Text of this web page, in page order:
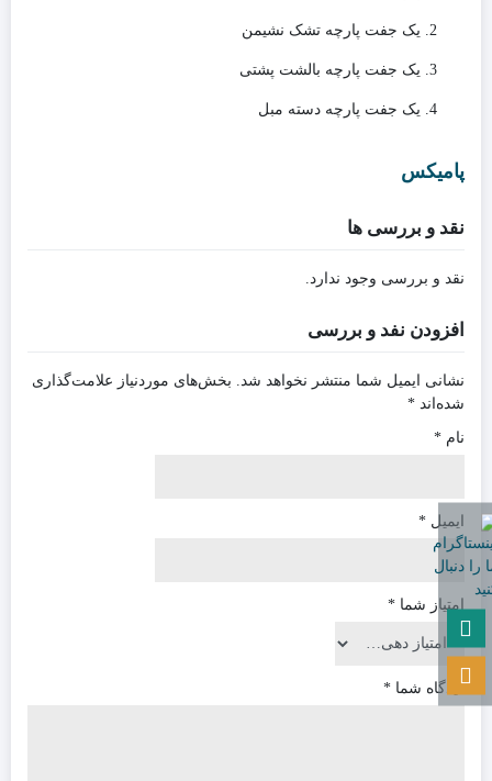
یک جفت پارچه تشک نشیمن
یک جفت پارچه بالشت پشتی
یک جفت پارچه دسته مبل
پامیکس
نقد و بررسی ها
نقد و بررسی وجود ندارد.
افزودن نفد و بررسی
نشانی ایمیل شما منتشر نخواهد شد.
بخش‌های موردنیاز علامت‌گذاری
شده‌اند *
نام *
ایمیل *
امتیاز شما *
دیدگاه شما *